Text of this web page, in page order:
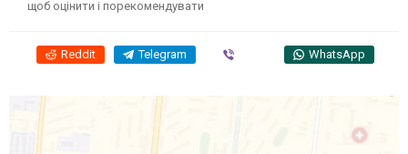
щоб оцінити і порекомендувати
Reddit Telegram WhatsApp